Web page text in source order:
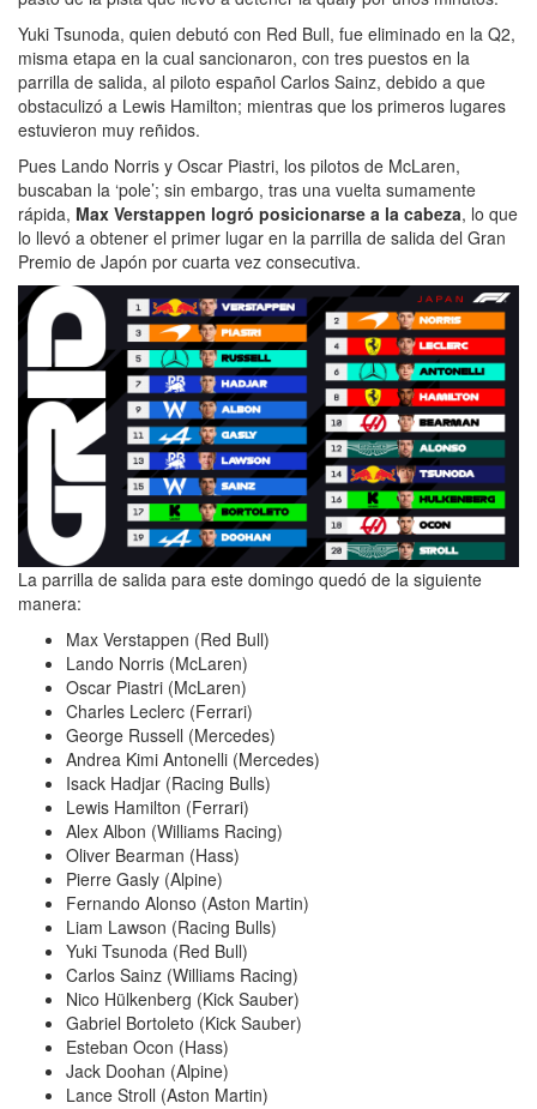
Yuki Tsunoda, quien debutó con Red Bull, fue eliminado en la Q2,
misma etapa en la cual sancionaron, con tres puestos en la
parrilla de salida, al piloto español Carlos Sainz, debido a que
obstaculizó a Lewis Hamilton; mientras que los primeros lugares
estuvieron muy reñidos.
Pues Lando Norris y Oscar Piastri, los pilotos de McLaren,
buscaban la ‘pole’; sin embargo, tras una vuelta sumamente
rápida, Max Verstappen logró posicionarse a la cabeza, lo que
lo llevó a obtener el primer lugar en la parrilla de salida del Gran
Premio de Japón por cuarta vez consecutiva.
La parrilla de salida para este domingo quedó de la siguiente
manera:
Max Verstappen (Red Bull)
Lando Norris (McLaren)
Oscar Piastri (McLaren)
Charles Leclerc (Ferrari)
George Russell (Mercedes)
Andrea Kimi Antonelli (Mercedes)
Isack Hadjar (Racing Bulls)
Lewis Hamilton (Ferrari)
Alex Albon (Williams Racing)
Oliver Bearman (Hass)
Pierre Gasly (Alpine)
Fernando Alonso (Aston Martin)
Liam Lawson (Racing Bulls)
Yuki Tsunoda (Red Bull)
Carlos Sainz (Williams Racing)
Nico Hülkenberg (Kick Sauber)
Gabriel Bortoleto (Kick Sauber)
Esteban Ocon (Hass)
Jack Doohan (Alpine)
Lance Stroll (Aston Martin)